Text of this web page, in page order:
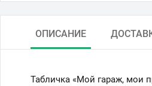
ОПИСАНИЕ
Табличка «Мой гараж, мои